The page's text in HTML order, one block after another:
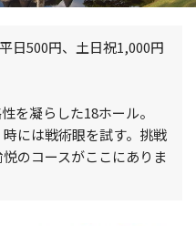
日500円、土日祝1,000円
を凝らした18ホール。
には戦術眼を試す。挑戦
のコースがここにありま